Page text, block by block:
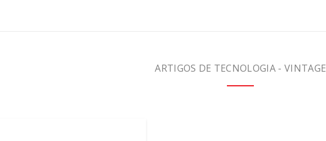
ARTIGOS DE TECNOLOGIA - VINTAGE